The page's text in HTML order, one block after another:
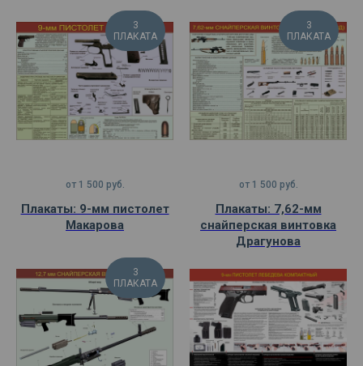
3
ПЛАКАТА
от 1 500 руб.
Плакаты: 9-мм пистолет
Макарова
3
ПЛАКАТА
от 1 500 руб.
Плакаты: 7,62-мм
снайперская винтовка
Драгунова
3
ПЛАКАТА